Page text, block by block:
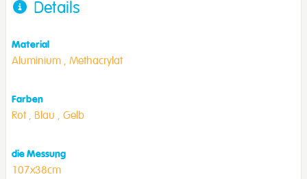
Details
Material
Aluminium , Methacrylat
Farben
Rot , Blau , Gelb
die Messung
107x38cm